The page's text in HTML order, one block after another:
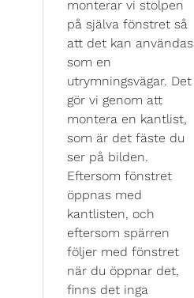
monterar vi stolpen
på själva fönstret så
att det kan användas
som en
utrymningsvägar. Det
gör vi genom att
montera en kantlist,
som är det fäste du
ser på bilden.
Eftersom fönstret
öppnas med
kantlisten, och
eftersom spärren
följer med fönstret
när du öppnar det,
finns det inga